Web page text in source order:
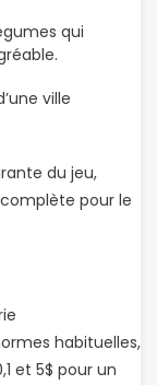
qui
ville
du jeu,
pour le
habituelles,
et 5$ pour un